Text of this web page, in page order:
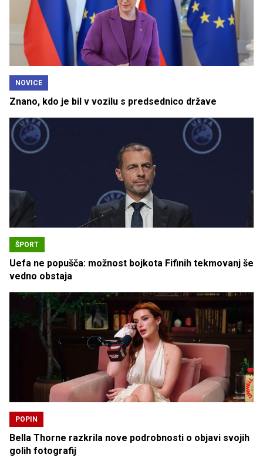
NOVICE
Znano, kdo je bil v vozilu s predsednico države
ŠPORT
Uefa ne popušča: možnost bojkota Fifinih tekmovanj še
vedno obstaja
POPIN
Bella Thorne razkrila nove podrobnosti o objavi svojih
golih fotografij